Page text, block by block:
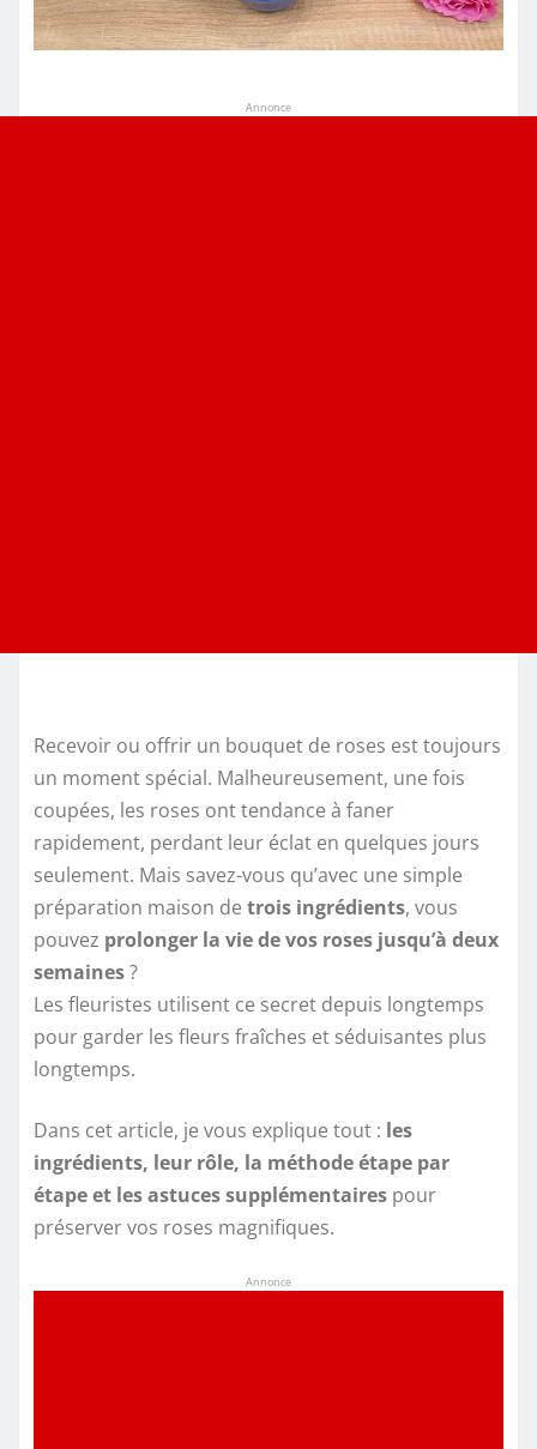
Annonce
Recevoir ou offrir un bouquet de roses est toujours
un moment spécial. Malheureusement, une fois
coupées, les roses ont tendance à faner
rapidement, perdant leur éclat en quelques jours
seulement. Mais savez-vous qu’avec une simple
préparation maison de trois ingrédients, vous
pouvez prolonger la vie de vos roses jusqu’à deux
semaines?
Les fleuristes utilisent ce secret depuis longtemps
pour garder les fleurs fraîches et séduisantes plus
longtemps.
Dans cet article, je vous explique tout : les
ingrédients, leur rôle, la méthode étape par
étape et les astuces supplémentaires pour
préserver vos roses magnifiques.
Annonce